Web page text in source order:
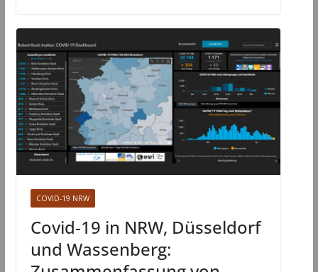
COVID-19 NRW
Covid-19 in NRW, Düsseldorf
und Wassenberg: